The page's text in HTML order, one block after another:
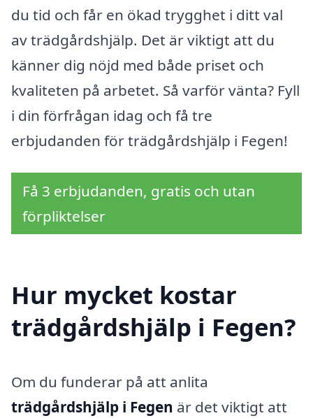
du tid och får en ökad trygghet i ditt val
av trädgårdshjälp. Det är viktigt att du
känner dig nöjd med både priset och
kvaliteten på arbetet. Så varför vänta? Fyll
i din förfrågan idag och få tre
erbjudanden för trädgårdshjälp i Fegen!
Få 3 erbjudanden, gratis och utan
förpliktelser
Hur mycket kostar
trädgårdshjälp i Fegen?
Om du funderar på att anlita
trädgårdshjälp i Fegen är det viktigt att